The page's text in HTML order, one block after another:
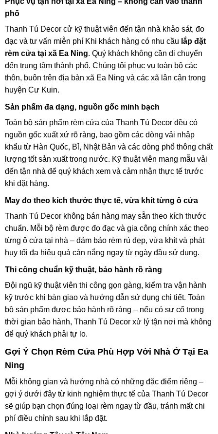
phố
Thanh Tú Decor cử kỹ thuật viên đến tận nhà khảo sát, đo
đạc và tư vấn miễn phí Khi khách hàng có nhu cầu lắp đặt
rèm cửa tại xã Ea Ning. Quý khách không cần di chuyển
đến trung tâm thành phố. Chúng tôi phục vụ toàn bộ các
thôn, buôn trên địa bàn xã Ea Ning và các xã lân cận trong
huyện Cư Kuin.
Sản phẩm đa dạng, nguồn gốc minh bạch
Toàn bộ sản phẩm rèm cửa của Thanh Tú Decor đều có
nguồn gốc xuất xứ rõ ràng, bao gồm các dòng vải nhập
khẩu từ Hàn Quốc, Bỉ, Nhật Bản và các dòng phổ thông chất
lượng tốt sản xuất trong nước. Kỹ thuật viên mang mẫu vải
đến tận nhà để quý khách xem và cảm nhận thực tế trước
khi đặt hàng.
May đo theo kích thước thực tế, vừa khít từng ô cửa
Thanh Tú Decor không bán hàng may sẵn theo kích thước
chuẩn. Mỗi bộ rèm được đo đạc và gia công chính xác theo
từng ô cửa tại nhà – đảm bảo rèm rủ đẹp, vừa khít và phát
huy tối đa hiệu quả cản nắng ngay từ ngày đầu sử dụng.
Thi công chuẩn kỹ thuật, bảo hành rõ ràng
Đội ngũ kỹ thuật viên thi công gọn gàng, kiểm tra vận hành
kỹ trước khi bàn giao và hướng dẫn sử dụng chi tiết. Toàn
bộ sản phẩm được bảo hành rõ ràng – nếu có sự cố trong
thời gian bảo hành, Thanh Tú Decor xử lý tận nơi mà không
để quý khách phải tự lo.
Gợi Ý Chọn Rèm Cửa Phù Hợp Với Nhà Ở Tại Ea
Ning
Mỗi không gian và hướng nhà có những đặc điểm riêng –
gợi ý dưới đây từ kinh nghiệm thực tế của Thanh Tú Decor
sẽ giúp bạn chọn đúng loại rèm ngay từ đầu, tránh mất chi
phí điều chỉnh sau khi lắp đặt.